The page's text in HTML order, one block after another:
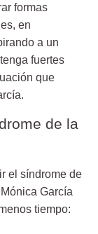
formas
en
a un
fuertes
que
de la
el síndrome de
García
tiempo: